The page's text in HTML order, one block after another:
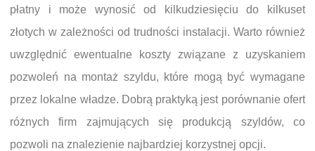
płatny i może wynosić od kilkudziesięciu do kilkuset
złotych w zależności od trudności instalacji. Warto również
uwzględnić ewentualne koszty związane z uzyskaniem
pozwoleń na montaż szyldu, które mogą być wymagane
przez lokalne władze. Dobrą praktyką jest porównanie ofert
różnych firm zajmujących się produkcją szyldów, co
pozwoli na znalezienie najbardziej korzystnej opcji.